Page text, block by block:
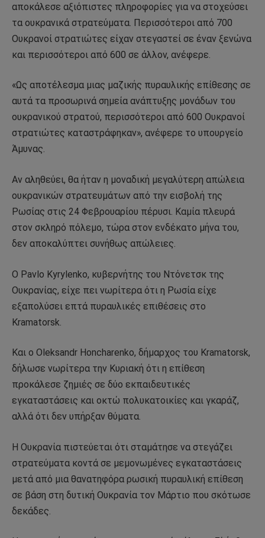
αποκάλεσε αξιόπιστες πληροφορίες για να στοχεύσει
τα ουκρανικά στρατεύματα. Περισσότεροι από 700
Ουκρανοί στρατιώτες είχαν στεγαστεί σε έναν ξενώνα
και περισσότεροι από 600 σε άλλον, ανέφερε.
«Ως αποτέλεσμα μιας μαζικής πυραυλικής επίθεσης σε
αυτά τα προσωρινά σημεία ανάπτυξης μονάδων του
ουκρανικού στρατού, περισσότεροι από 600 Ουκρανοί
στρατιώτες καταστράφηκαν», ανέφερε το υπουργείο
Άμυνας.
Αν αληθεύει, θα ήταν η μοναδική μεγαλύτερη απώλεια
ουκρανικών στρατευμάτων από την εισβολή της
Ρωσίας στις 24 Φεβρουαρίου πέρυσι. Καμία πλευρά
στον σκληρό πόλεμο, τώρα στον ενδέκατο μήνα του,
δεν αποκαλύπτει συνήθως απώλειες.
Ο Pavlo Kyrylenko, κυβερνήτης του Ντόνετσκ της
Ουκρανίας, είχε πει νωρίτερα ότι η Ρωσία είχε
εξαπολύσει επτά πυραυλικές επιθέσεις στο
Kramatorsk.
Και ο Oleksandr Honcharenko, δήμαρχος του Kramatorsk,
δήλωσε νωρίτερα την Κυριακή ότι η επίθεση
προκάλεσε ζημιές σε δύο εκπαιδευτικές
εγκαταστάσεις και οκτώ πολυκατοικίες και γκαράζ,
αλλά ότι δεν υπήρξαν θύματα.
Η Ουκρανία πιστεύεται ότι σταμάτησε να στεγάζει
στρατεύματα κοντά σε μεμονωμένες εγκαταστάσεις
μετά από μια θανατηφόρα ρωσική πυραυλική επίθεση
σε βάση στη δυτική Ουκρανία τον Μάρτιο που σκότωσε
δεκάδες.